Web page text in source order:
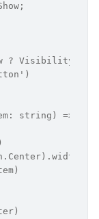
?
string) => {